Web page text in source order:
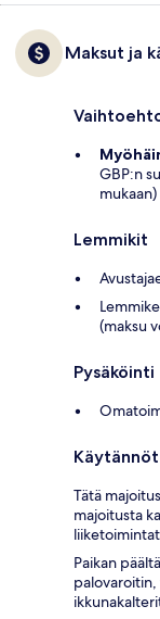
Maksut ja
GBP:n
mukaan)
Lemmikit
(maksu
Pysäköinti
Käytännöt
Tätä
majoitusta
Paikan
palovaroitin,